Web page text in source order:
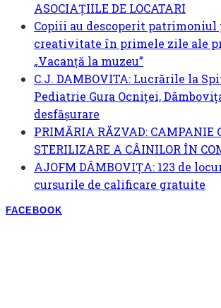
ASOCIAȚIILE DE LOCATARI
Copiii au descoperit patrimoniul
creativitate în primele zile ale
„Vacanță la muzeu”
C.J. DAMBOVITA: Lucrările la
Pediatrie Gura Ocniței,
desfășurare
PRIMĂRIA RĂZVAD: CAMPANIE
STERILIZARE A CÂINILOR ÎN
AJOFM DÂMBOVIȚA: 123 de
cursurile de calificare gratuite
FACEBOOK